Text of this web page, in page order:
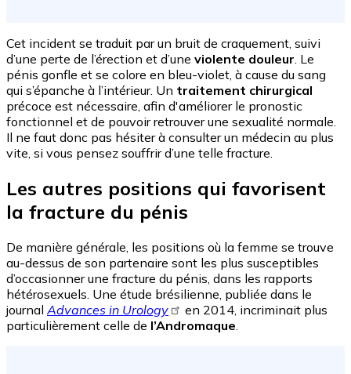
Cet incident se traduit par un bruit de craquement, suivi
d’une perte de l’érection et d’une violente douleur . Le
pénis gonfle et se colore en bleu-violet, à cause du sang
qui s’épanche à l’intérieur. Un traitement chirurgical
précoce est nécessaire, afin d'améliorer le pronostic
fonctionnel et de pouvoir retrouver une sexualité normale.
Il ne faut donc pas hésiter à consulter un médecin au plus
vite, si vous pensez souffrir d’une telle fracture.
Les autres positions qui favorisent
la fracture du pénis
De manière générale, les positions où la femme se trouve
au-dessus de son partenaire sont les plus susceptibles
d’occasionner une fracture du pénis, dans les rapports
hétérosexuels. Une étude brésilienne, publiée dans le
journal Advances in Urology
en 2014, incriminait plus
particulièrement celle de l’Andromaque